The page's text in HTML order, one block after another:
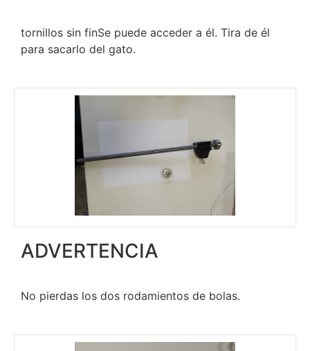
tornillos sin finSe puede acceder a él. Tira de él
para sacarlo del gato.
ADVERTENCIA
No pierdas los dos rodamientos de bolas.